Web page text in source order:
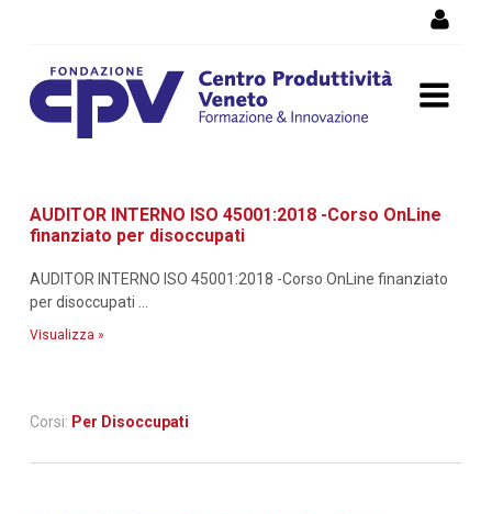
formazione
AUDITOR INTERNO ISO 45001:2018 -Corso OnLine
finanziato per disoccupati
AUDITOR INTERNO ISO 45001:2018 -Corso OnLine finanziato
per disoccupati ...
Visualizza »
Corsi: Per Disoccupati